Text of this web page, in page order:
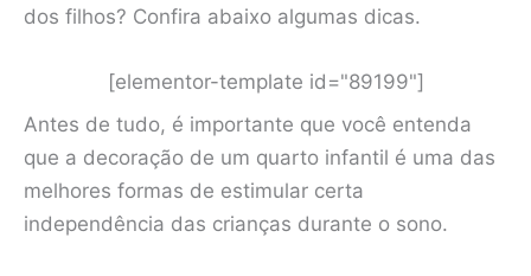
dos filhos? Confira abaixo algumas dicas.
[elementor-template id="89199"]
Antes de tudo, é importante que você entenda
que a decoração de um quarto infantil é uma das
melhores formas de estimular certa
independência das crianças durante o sono.